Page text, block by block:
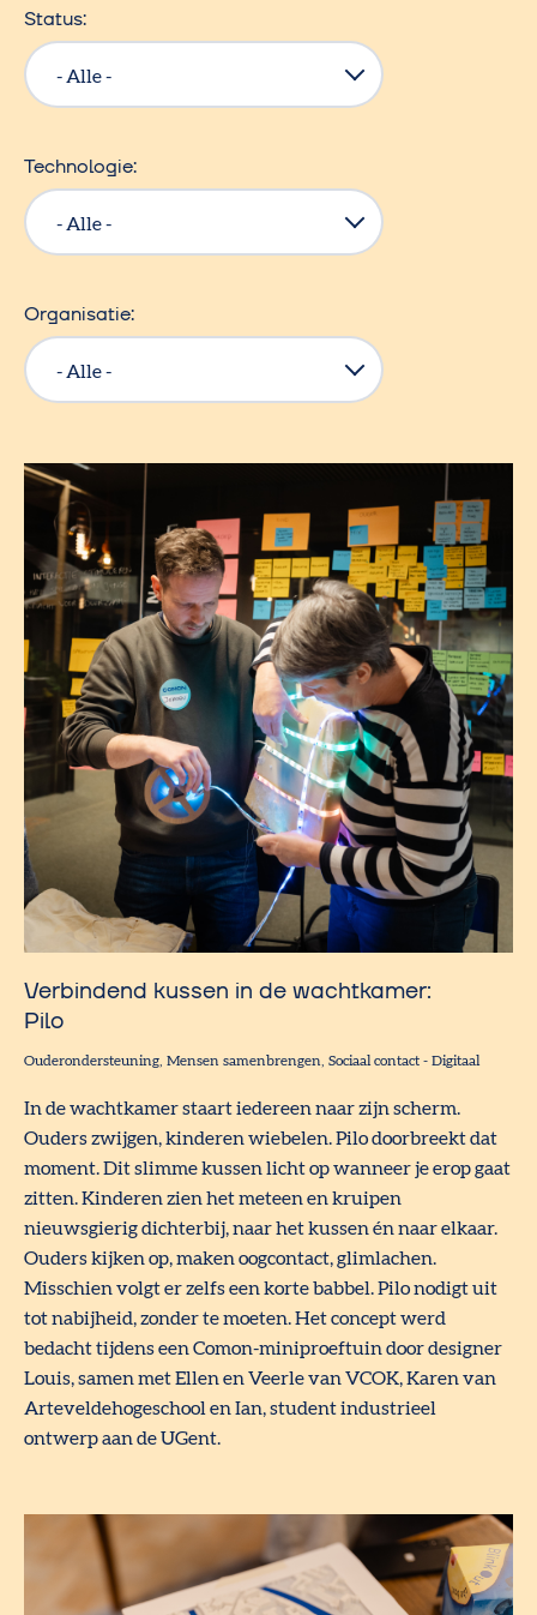
Status
Technologie
Organisatie
Verbindend kussen in de wachtkamer:
Pilo
Ouderondersteuning Mensen samenbrengen Sociaal contact - Digitaal
In de wachtkamer staart iedereen naar zijn scherm.
Ouders zwijgen, kinderen wiebelen. Pilo doorbreekt dat
moment. Dit slimme kussen licht op wanneer je erop gaat
zitten. Kinderen zien het meteen en kruipen
nieuwsgierig dichterbij, naar het kussen én naar elkaar.
Ouders kijken op, maken oogcontact, glimlachen.
Misschien volgt er zelfs een korte babbel. Pilo nodigt uit
tot nabijheid, zonder te moeten. Het concept werd
bedacht tijdens een Comon-miniproeftuin door designer
Louis, samen met Ellen en Veerle van VCOK, Karen van
Arteveldehogeschool en Ian, student industrieel
ontwerp aan de UGent.